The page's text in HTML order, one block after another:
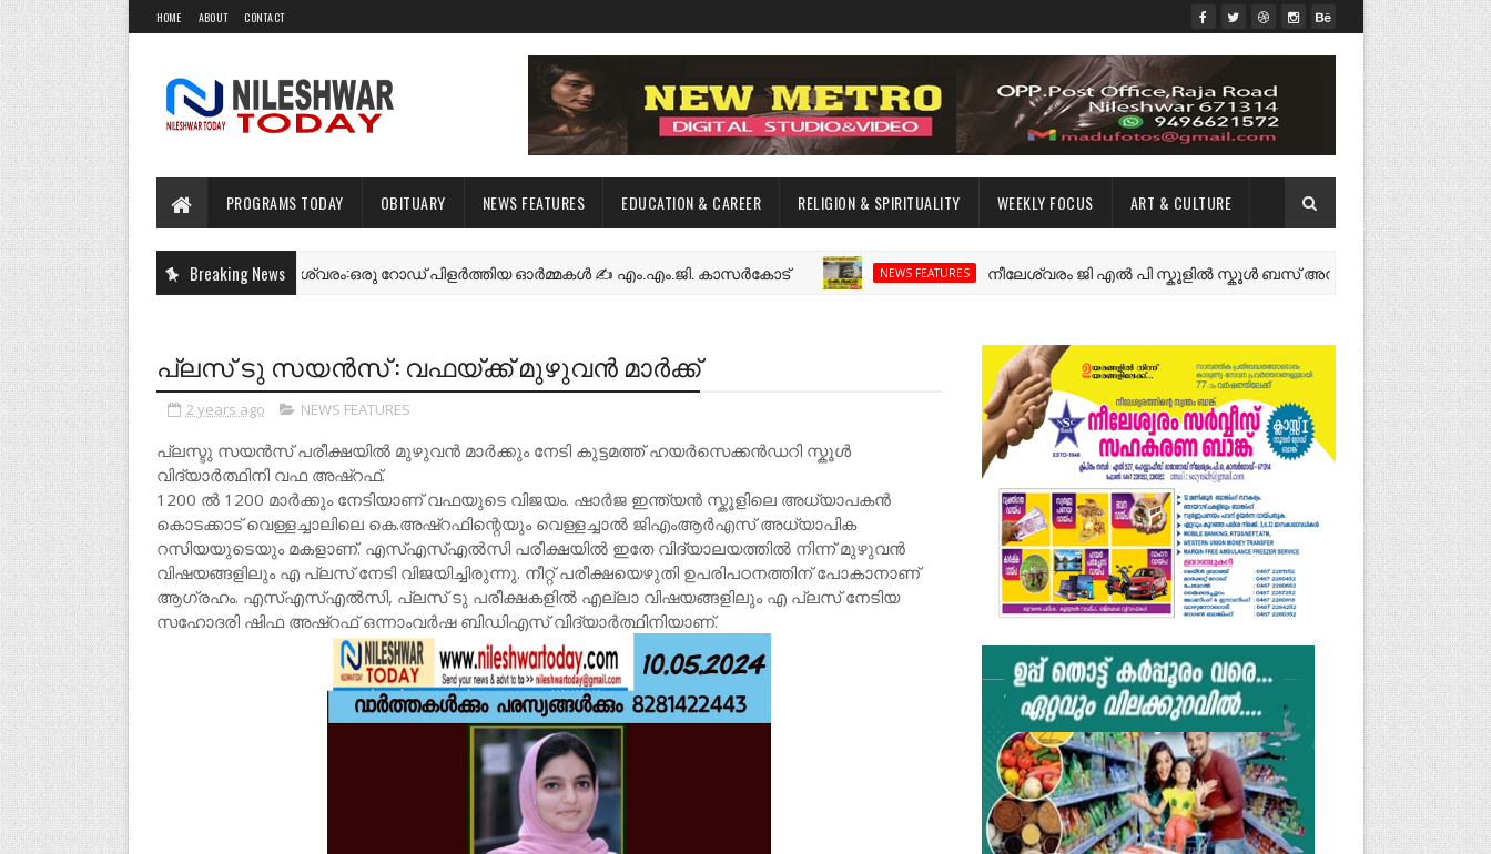
HOME ABOUT CONTACT
PROGRAMS TODAY OBITUARY NEWS FEATURES EDUCATION & CAREER RELIGION & SPIRITUALITY WEEKLY FOCUS ART & CULTURE
Breaking News
NEWS FEATURES എന്റെ നീലേശ്വരം:ഒരു റോഡ് പിളർത്തിയ ഓർമ്മകൾ ✍️ എം.എം.ജി. കാസർകോട് NEWS FEATURES നീലേശ്വരം ജി എൽ പി സ്കൂളിൽ സ്കൂൾ ബസ് അനുവദിക്കണം NEWS
പ്ലസ് ടു സയൻസ് : വഫയ്ക്ക് മുഴുവൻ മാർക്ക്
2 years ago NEWS FEATURES
പ്ലസ്ടു സയൻസ് പരീക്ഷയിൽ മുഴുവൻ മാർക്കും നേടി കുട്ടമത്ത് ഹയർസെക്കൻഡറി സ്കൂൾ
വിദ്യാർത്ഥിനി വഫ അഷ്റഫ്.
1200 ൽ 1200 മാർക്കും നേടിയാണ് വഫയുടെ വിജയം. ഷാർജ ഇന്ത്യൻ സ്കൂളിലെ അധ്യാപകൻ
കൊടക്കാട് വെള്ളച്ചാലിലെ കെ.അഷ്റഫിന്റെയും വെള്ളച്ചാൽ ജിഎംആർഎസ് അധ്യാപിക
റസിയയുടെയും മകളാണ്. എസ്എസ്എൽസി പരീക്ഷയിൽ ഇതേ വിദ്യാലയത്തിൽ നിന്ന് മുഴുവൻ
വിഷയങ്ങളിലും എ പ്ലസ് നേടി വിജയിച്ചിരുന്നു. നീറ്റ് പരീക്ഷയെഴുതി ഉപരിപഠനത്തിന് പോകാനാണ്
ആഗ്രഹം. എസ്എസ്എൽസി, പ്ലസ് ടു പരീക്ഷകളിൽ എല്ലാ വിഷയങ്ങളിലും എ പ്ലസ് നേടിയ
സഹോദരി ഷിഫ അഷ്റഫ് ഒന്നാംവർഷ ബിഡിഎസ് വിദ്യാർത്ഥിനിയാണ്.